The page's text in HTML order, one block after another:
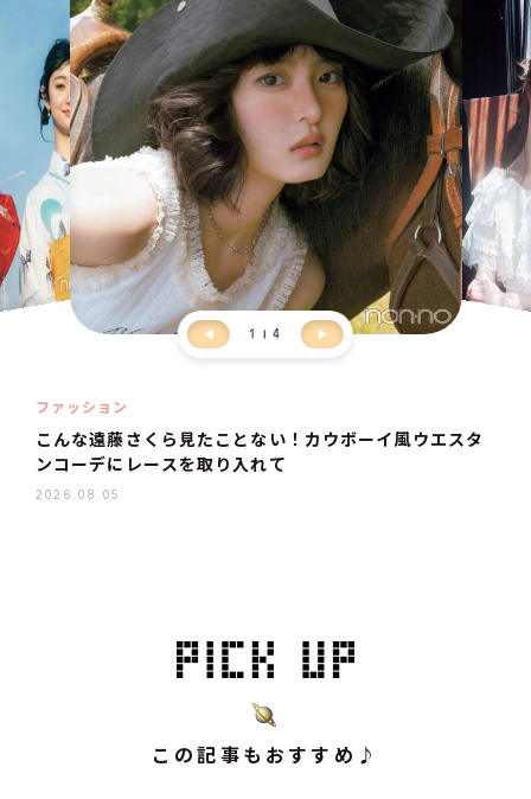
1 4
ファッション
こんな遠藤さくら見たことない！カウボーイ風ウエスタ
ンコーデにレースを取り入れて
2026.08.05
この記事もおすすめ♪